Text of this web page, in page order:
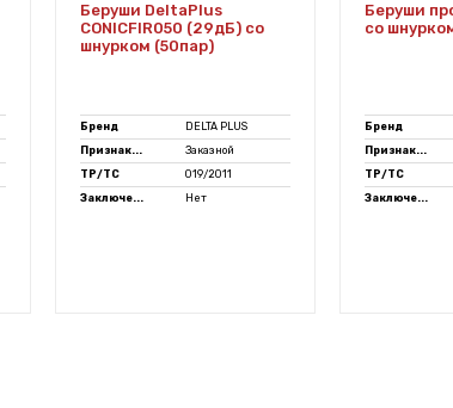
Беруши DeltaPlus
CONICFIR050 (29дБ) со
шнурком (50пар)
Бренд
DELTA PLUS
Признак...
Заказной
ТР/ТС
019/2011
Заключе...
Нет
Беруши
со
Бренд
Признак...
ТР/ТС
Заключе...